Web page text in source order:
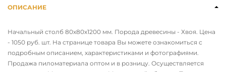
ОПИСАНИЕ
Начальный столб 80х80х1200 мм. Порода древесины - Хвоя. Цена
- 1050 руб. шт. На странице товара Вы можете ознакомиться с
подробным описанием, характеристиками и фотографиями.
Продажа пиломатериала оптом и в розницу. Осуществляется